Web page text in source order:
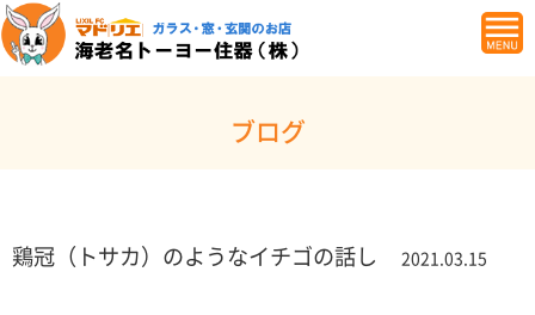
ブログ
鶏冠（トサカ）のようなイチゴの話し 2021.03.15